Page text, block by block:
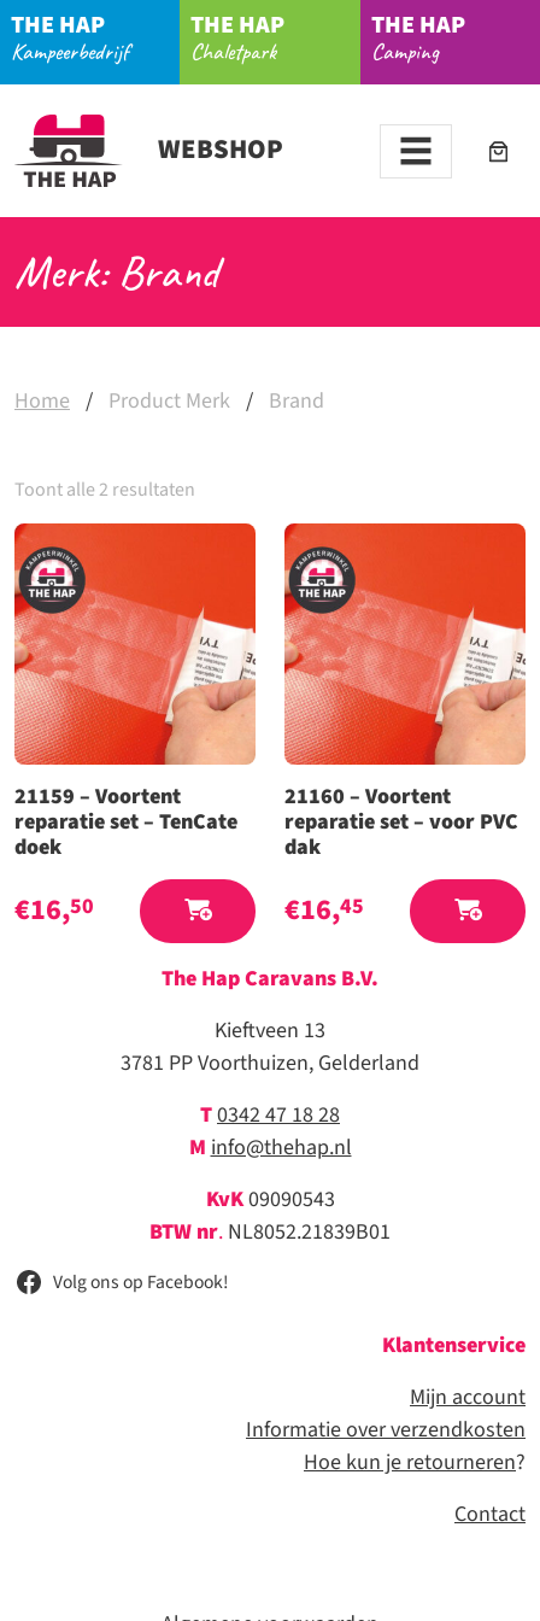
THE HAP
Kampeerbedrijf
THE HAP
Chaletpark
THE HAP
Camping
WEBSHOP
Merk: Brand
Home / Product Merk / Brand
Toont alle 2 resultaten
21159 – Voortent
reparatie set – TenCate
doek
€16,50
21160 – Voortent
reparatie set – voor PVC
dak
€16,45
The Hap Caravans B.V.
Kieftveen 13
3781 PP Voorthuizen, Gelderland
T0342 47 18 28
M info@thehap.nl
KvK09090543
BTW nr. NL8052.21839B01
Volg ons op Facebook!
Klantenservice
Mijn account
Informatie over verzendkosten
Hoe kun je retourneren?
Contact